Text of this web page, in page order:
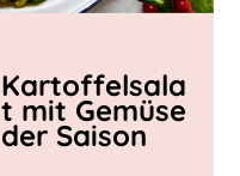
Kartoffelsala
t mit Gemüse
der Saison